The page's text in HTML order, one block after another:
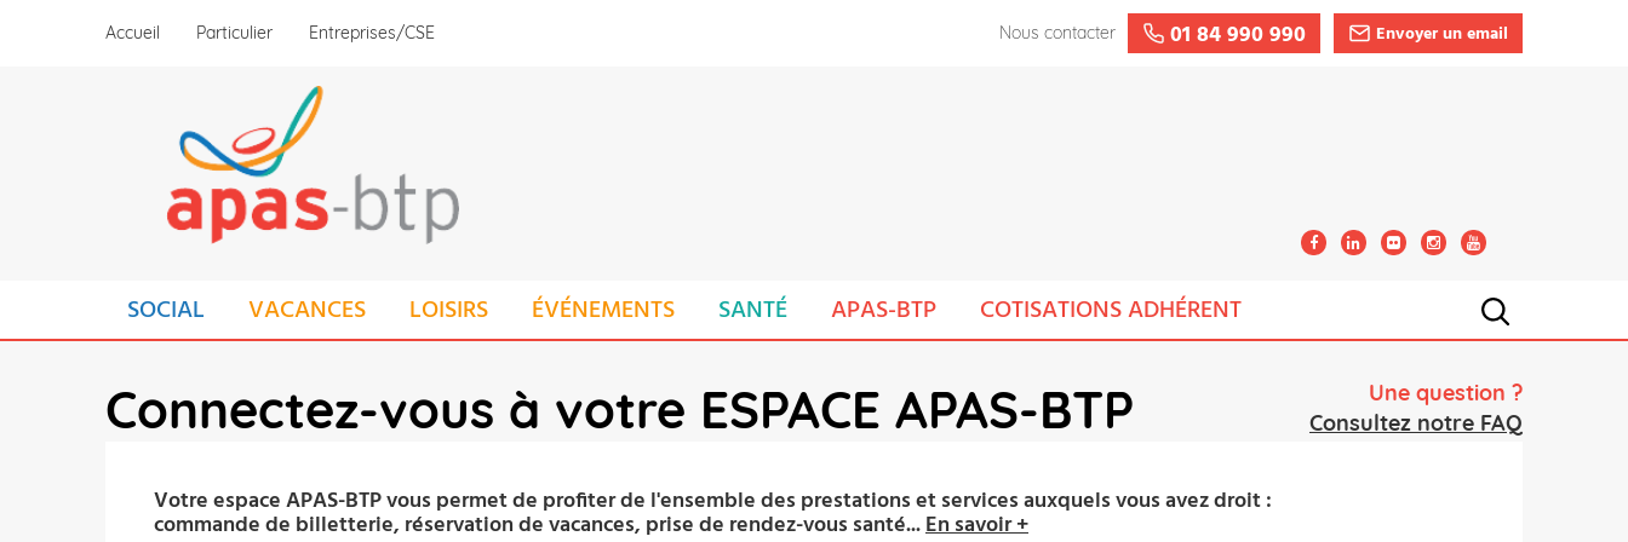
Accueil Particulier Entreprises/CSE Nous contacter 01 84 990 990 Envoyer un email
MAIN
NAVIGATION
SOCIAL VACANCES LOISIRS ÉVÉNEMENTS SANTÉ APAS-BTP COTISATIONS ADHÉRENT
Connectez-vous à votre ESPACE APAS-BTP
Une question ?
Consultez notre FAQ
Votre espace APAS-BTP vous permet de profiter de l'ensemble des prestations et services auxquels vous avez droit :
commande de billetterie, réservation de vacances, prise de rendez-vous santé...En savoir +